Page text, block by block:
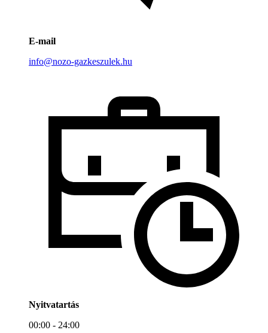
E-mail
info@nozo-gazkeszulek.hu
Nyitvatartás
00:00 - 24:00